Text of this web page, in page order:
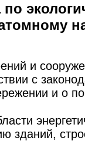
и
с
и о
зданий,